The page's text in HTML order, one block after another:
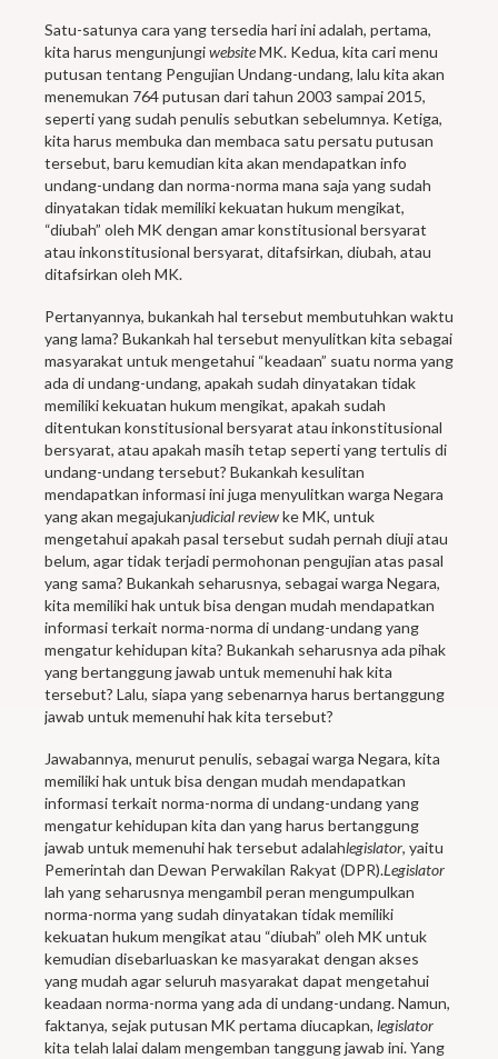
Satu-satunya cara yang tersedia hari ini adalah, pertama,
kita harus mengunjungiwebsiteMK. Kedua, kita cari menu
putusan tentang Pengujian Undang-undang, lalu kita akan
menemukan 764 putusan dari tahun 2003 sampai 2015,
seperti yang sudah penulis sebutkan sebelumnya. Ketiga,
kita harus membuka dan membaca satu persatu putusan
tersebut, baru kemudian kita akan mendapatkan info
undang-undang dan norma-norma mana saja yang sudah
dinyatakan tidak memiliki kekuatan hukum mengikat,
“diubah” oleh MK dengan amar konstitusional bersyarat
atau inkonstitusional bersyarat, ditafsirkan, diubah, atau
ditafsirkan oleh MK.
Pertanyannya, bukankah hal tersebut membutuhkan waktu
yang lama? Bukankah hal tersebut menyulitkan kita sebagai
masyarakat untuk mengetahui “keadaan” suatu norma yang
ada di undang-undang, apakah sudah dinyatakan tidak
memiliki kekuatan hukum mengikat, apakah sudah
ditentukan konstitusional bersyarat atau inkonstitusional
bersyarat, atau apakah masih tetap seperti yang tertulis di
undang-undang tersebut? Bukankah kesulitan
mendapatkan informasi ini juga menyulitkan warga Negara
yang akan megajukanjudicial reviewke MK, untuk
mengetahui apakah pasal tersebut sudah pernah diuji atau
belum, agar tidak terjadi permohonan pengujian atas pasal
yang sama? Bukankah seharusnya, sebagai warga Negara,
kita memiliki hak untuk bisa dengan mudah mendapatkan
informasi terkait norma-norma di undang-undang yang
mengatur kehidupan kita? Bukankah seharusnya ada pihak
yang bertanggung jawab untuk memenuhi hak kita
tersebut? Lalu, siapa yang sebenarnya harus bertanggung
jawab untuk memenuhi hak kita tersebut?
Jawabannya, menurut penulis, sebagai warga Negara, kita
memiliki hak untuk bisa dengan mudah mendapatkan
informasi terkait norma-norma di undang-undang yang
mengatur kehidupan kita dan yang harus bertanggung
jawab untuk memenuhi hak tersebut adalahlegislator, yaitu
Pemerintah dan Dewan Perwakilan Rakyat (DPR).Legislator
lah yang seharusnya mengambil peran mengumpulkan
norma-norma yang sudah dinyatakan tidak memiliki
kekuatan hukum mengikat atau “diubah” oleh MK untuk
kemudian disebarluaskan ke masyarakat dengan akses
yang mudah agar seluruh masyarakat dapat mengetahui
keadaan norma-norma yang ada di undang-undang. Namun,
faktanya, sejak putusan MK pertama diucapkan, legislator
kita telah lalai dalam mengemban tanggung jawab ini. Yang